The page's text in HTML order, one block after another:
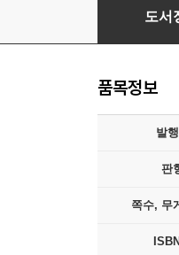
나는 네트워
도서
품목정보
발
판
쪽수, 무